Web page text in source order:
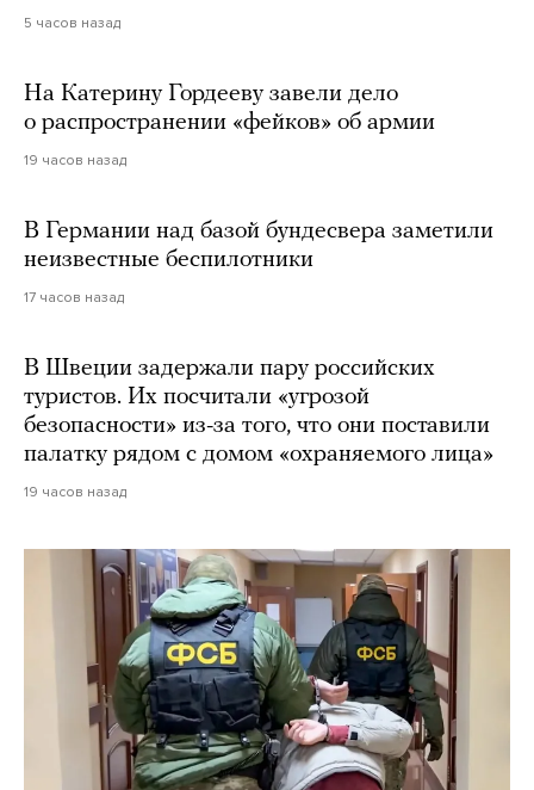
5 часов назад
На Катерину Гордееву завели дело
о распространении «фейков» об армии
19 часов назад
В Германии над базой бундесвера заметили
неизвестные беспилотники
17 часов назад
В Швеции задержали пару российских
туристов. Их посчитали «угрозой
безопасности» из-за того, что они поставили
палатку рядом с домом «охраняемого лица»
19 часов назад